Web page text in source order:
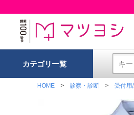
カテゴリ一覧
HOME 診察・診断 受付用